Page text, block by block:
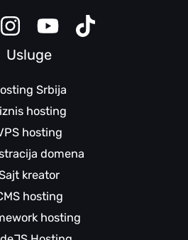
Usluge
Srbija
hosting
hosting
domena
kreator
hosting
hosting